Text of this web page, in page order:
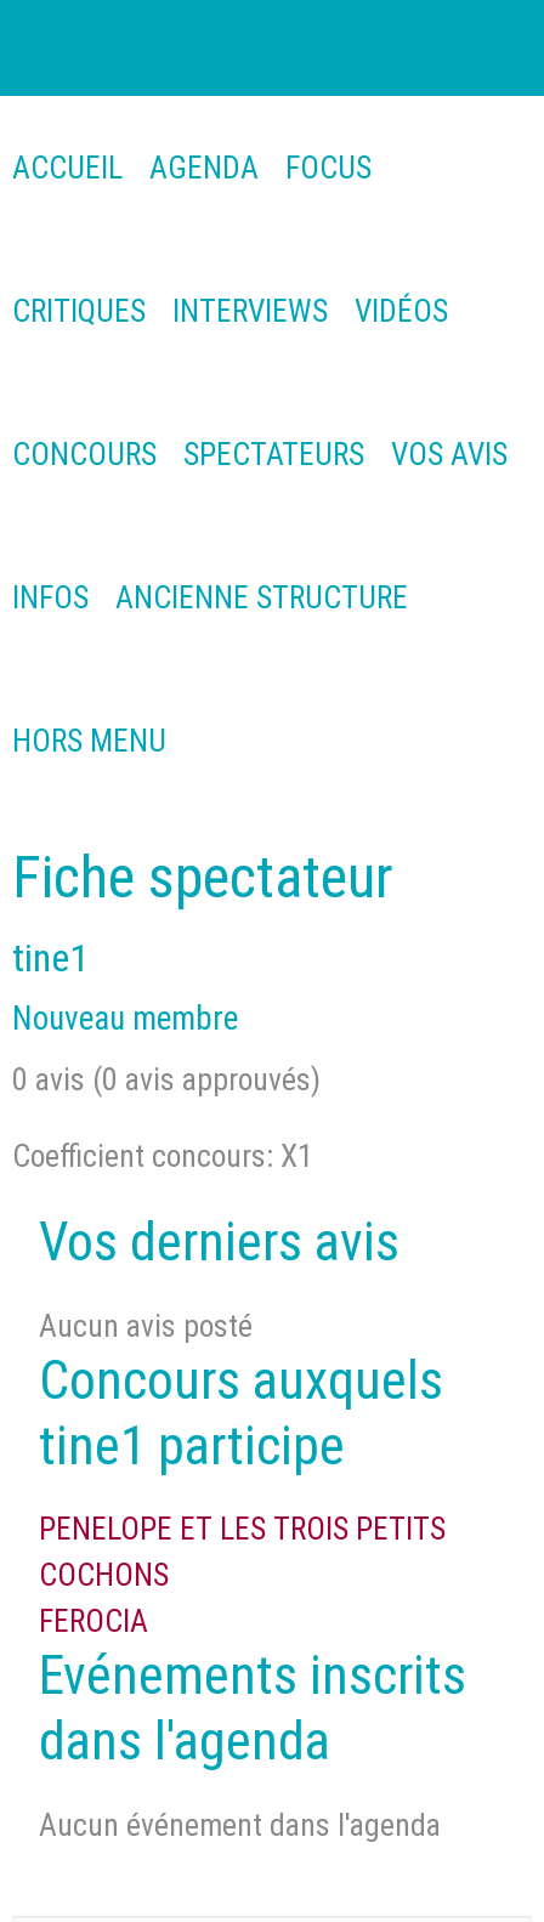
ACCUEIL AGENDA FOCUS
CRITIQUES INTERVIEWS VIDÉOS
CONCOURS SPECTATEURS VOS AVIS
INFOS ANCIENNE STRUCTURE
HORS MENU
Fiche spectateur
tine1
Nouveau membre
0 avis (0 avis approuvés)
Coefficient concours: X1
Vos derniers avis
Aucun avis posté
Concours auxquels
tine1 participe
PENELOPE ET LES TROIS PETITS
COCHONS
FEROCIA
Evénements inscrits
dans l'agenda
Aucun événement dans l'agenda